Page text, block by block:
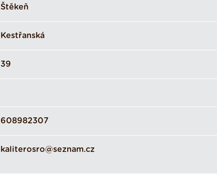
Štěkeň
Kestřanská
39
608982307
kaliterosro@seznam.cz